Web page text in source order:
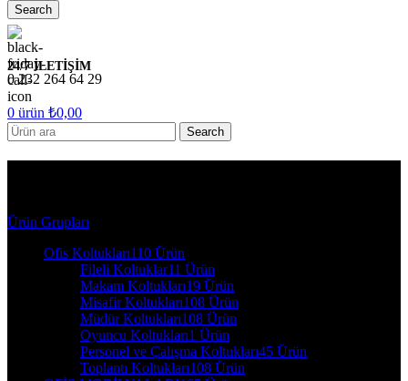
Search
24/7 İLETİŞİM
0 232 264 64 29
0 ürün ₺0,00
Search
Ürün Grupları
Ofis Koltukları110 Ürün
Fileli Koltuklar11 Ürün
Makam Koltukları19 Ürün
Misafir Koltukları108 Ürün
Müdür Koltukları108 Ürün
Oyuncu Koltukları1 Ürün
Personel ve Çalışma Koltukları45 Ürün
Toplantı Koltukları108 Ürün